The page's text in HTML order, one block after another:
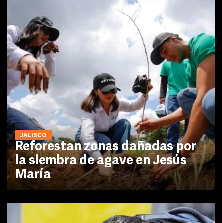
JALISCO
Reforestan zonas dañadas por
la siembra de agave en Jesús
María